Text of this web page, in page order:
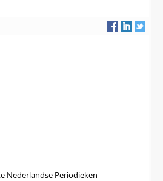
Nederlandse Periodieken